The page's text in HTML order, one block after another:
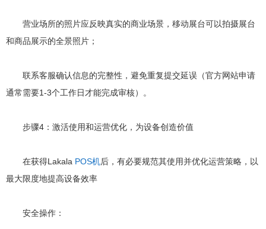
营业场所的照片应反映真实的商业场景，移动展台可以拍摄展台
和商品展示的全景照片；
联系客服确认信息的完整性，避免重复提交延误（官方网站申请
通常需要1-3个工作日才能完成审核）。
步骤4：激活使用和运营优化，为设备创造价值
在获得Lakala POS机后，有必要规范其使用并优化运营策略，以
最大限度地提高设备效率
安全操作：